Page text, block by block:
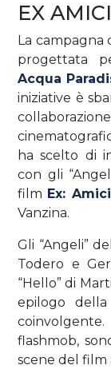
EX
La campagna
progettata
Acqua
iniziative è
ha scelto di
con gli
film Ex:
Vanzina.
Gli “Angeli”
Todero e
“Hello” di
epilogo
flashmob,
scene del film